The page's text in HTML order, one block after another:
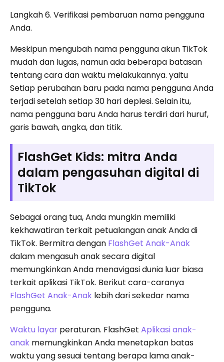
Langkah 6. Verifikasi pembaruan nama pengguna
Anda.
Meskipun mengubah nama pengguna akun TikTok
mudah dan lugas, namun ada beberapa batasan
tentang cara dan waktu melakukannya. yaitu
Setiap perubahan baru pada nama pengguna Anda
terjadi setelah setiap 30 hari deplesi. Selain itu,
nama pengguna baru Anda harus terdiri dari huruf,
garis bawah, angka, dan titik.
FlashGet Kids: mitra Anda
dalam pengasuhan digital di
TikTok
Sebagai orang tua, Anda mungkin memiliki
kekhawatiran terkait petualangan anak Anda di
TikTok. Bermitra dengan FlashGet Anak-Anak
dalam mengasuh anak secara digital
memungkinkan Anda menavigasi dunia luar biasa
terkait aplikasi TikTok. Berikut cara-caranya
FlashGet Anak-Anak lebih dari sekedar nama
pengguna.
Waktu layar peraturan. FlashGet Aplikasi anak-
anak memungkinkan Anda menetapkan batas
waktu yang sesuai tentang berapa lama anak-